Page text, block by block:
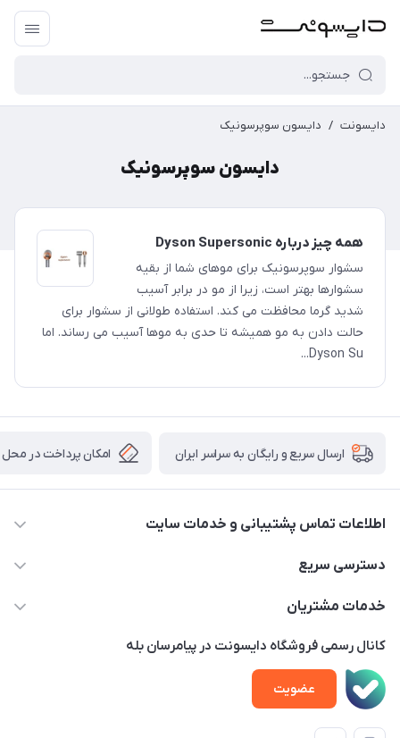
دایسونت / دایسون سوپرسونیک
دایسون سوپرسونیک
همه چیز درباره Dyson Supersonic
سشوار سوپرسونیک برای موهای شما از بقیه
سشوارها بهتر است، زیرا از مو در برابر آسیب
شدید گرما محافظت می کند. استفاده طولانی از سشوار برای
حالت دادن به مو همیشه تا حدی به موها آسیب می رساند. اما
Dyson Su...
ارسال سریع و رایگان به سراسر ایران امکان پرداخت در محل
اطلاعات تماس پشتیبانی و خدمات سایت
02122913970 داخلی 219
پلاک 23 – طبقه 3
دسترسی سریع
خانه
ویدئو‌های آموزشی
دفترچه راهنمای محصولات
خدمات مشتریان
امور مشتریان
حساب کاربری
قوانین و مقررات
کانال رسمی فروشگاه دایسونت در پیامرسان بله
عضویت